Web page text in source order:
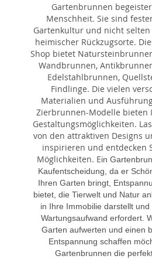
Gartenbrunnen
Menschheit. Sie sind
Gartenkultur und nicht selten
heimischer Rückzugsorte.
Shop bietet
Wandbrunnen,
Edelstahlbrunnen,
Findlinge. Die vielen
Materialien und
Zierbrunnen-Modelle bieten
Gestaltungsmöglichkeiten.
von den attraktiven Designs
inspirieren und entdecken
Möglichkeiten. Ein
Kaufentscheidung, da er
Ihren Garten bringt,
bietet, die Tierwelt und Natur
in Ihre Immobilie darstellt
Wartungsaufwand erfordert.
Garten aufwerten und einen
Entspannung schaffen
Gartenbrunnen die